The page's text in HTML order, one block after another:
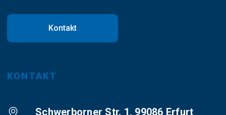
Kontakt
KONTAKT
Schwerborner Str. 1, 99086 Erfurt